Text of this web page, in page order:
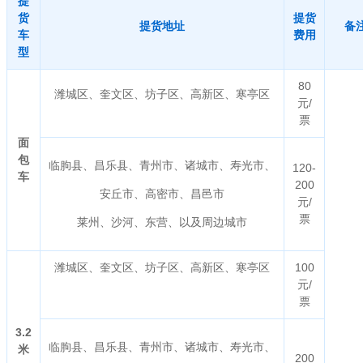
货
车
型
提货地址
提货
费用
备
面
包
车
潍城区、奎文区、坊子区、高新区、寒亭区
80
元/
票
临朐县、昌乐县、青州市、诸城市、寿光市、
安丘市、高密市、昌邑市
莱州、沙河、东营、以及周边城市
120-
200
元/
票
3.2
米
潍城区、奎文区、坊子区、高新区、寒亭区
100
元/
票
临朐县、昌乐县、青州市、诸城市、寿光市、
200